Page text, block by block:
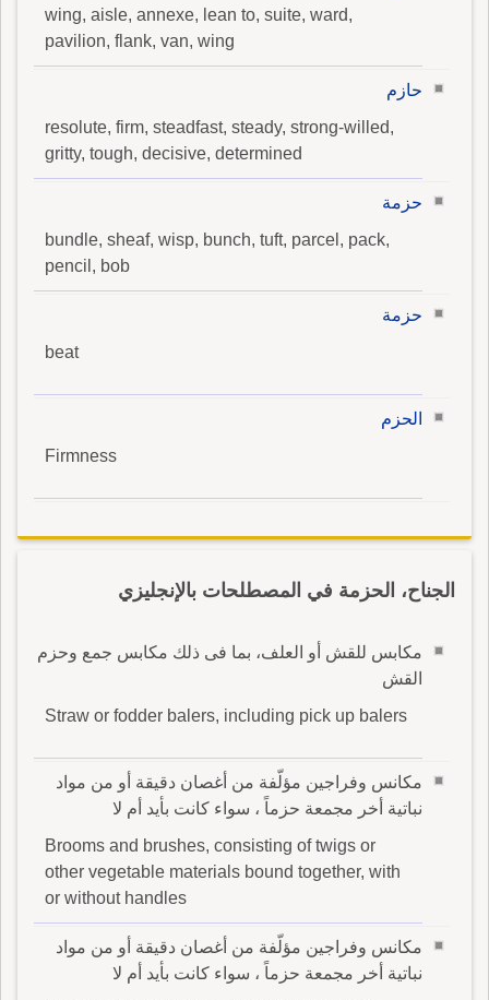
wing, aisle, annexe, lean to, suite, ward,
pavilion, flank, van, wing
حازم
resolute, firm, steadfast, steady, strong-willed,
gritty, tough, decisive, determined
حزمة
bundle, sheaf, wisp, bunch, tuft, parcel, pack,
pencil, bob
حزمة
beat
الحزم
Firmness
الجناح، الحزمة في المصطلحات بالإنجليزي
مكابس للقش أو العلف، بما فى ذلك مكابس جمع وحزم
القش
Straw or fodder balers, including pick up balers
مكانس وفراجين مؤلّفة من أغصان دقيقة أو من مواد
نباتية أخر مجمعة حزماً ، سواء كانت بأيد أم لا
Brooms and brushes, consisting of twigs or
other vegetable materials bound together, with
or without handles
مكانس وفراجين مؤلّفة من أغصان دقيقة أو من مواد
نباتية أخر مجمعة حزماً ، سواء كانت بأيد أم لا